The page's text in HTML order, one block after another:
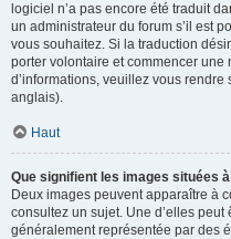
logiciel n’a pas encore été traduit
un administrateur du forum s’il est
vous souhaitez. Si la traduction
porter volontaire et commencer
d’informations, veuillez vous rendre
anglais).
Haut
Que signifient les images situées
Deux images peuvent apparaître à
consultez un sujet. Une d’elles
généralement représentée par des